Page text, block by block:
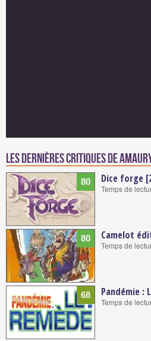
Les dernières critiques de
80 Dice forge
Temps de
80 Camelot
Temps de
68 Pandémie :
Temps de